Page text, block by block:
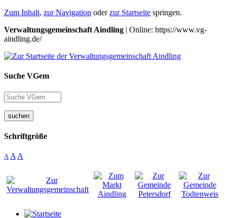
Zum Inhalt, zur Navigation oderzur Startseite springen.
Verwaltungsgemeinschaft Aindling | Online: https://www.vg-
aindling.de/
Suche VGem
suchen
Schriftgröße
A A A